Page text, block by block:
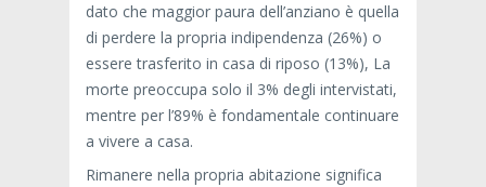
dato che maggior paura dell’anziano è quella
di perdere la propria indipendenza (26%) o
essere trasferito in casa di riposo (13%), La
morte preoccupa solo il 3% degli intervistati,
mentre per l’89% è fondamentale continuare
a vivere a casa.
Rimanere nella propria abitazione significa